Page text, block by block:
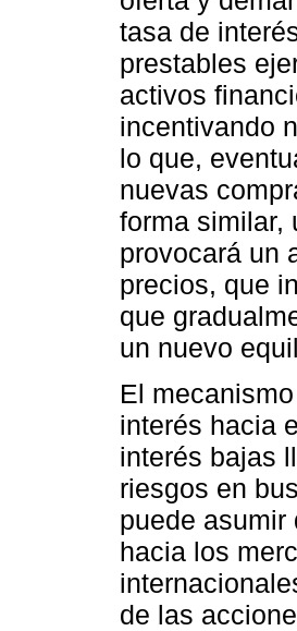
tasa de
prestables
activos
incentivando
lo que,
nuevas
forma similar,
provocará un
precios, que
que
un nuevo
El
interés hacia
interés bajas
riesgos en
puede
hacia los
de las